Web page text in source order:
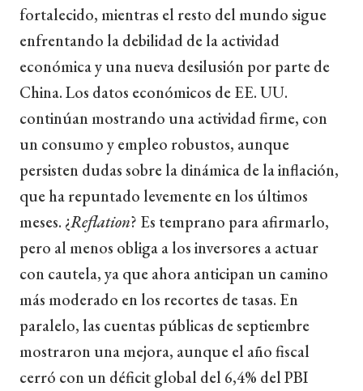
fortalecido, mientras el resto del mundo sigue
enfrentando la debilidad de la actividad
económica y una nueva desilusión por parte de
China. Los datos económicos de EE. UU.
continúan mostrando una actividad firme, con
un consumo y empleo robustos, aunque
persisten dudas sobre la dinámica de la inflación,
que ha repuntado levemente en los últimos
meses. ¿Reflation? Es temprano para afirmarlo,
pero al menos obliga a los inversores a actuar
con cautela, ya que ahora anticipan un camino
más moderado en los recortes de tasas. En
paralelo, las cuentas públicas de septiembre
mostraron una mejora, aunque el año fiscal
cerró con un déficit global del 6,4% del PBI